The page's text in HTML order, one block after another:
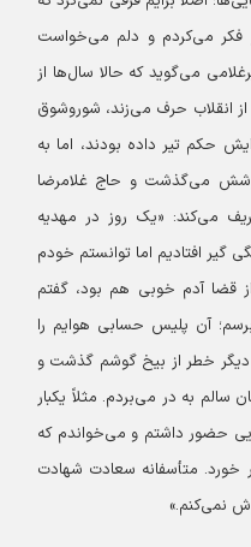
فکر می‌کردم و دلم می‌خواست
می‌گوید که حالا سال‌ها از
انقلاب حرف می‌زند، شوروشوق
حکم تیر داده بودند، اما به
می‌گذشت و حاج غلامرضا
می‌کند: «یک روز در مهدیه
افتادیم اما توانستم خودم
قضا آدم خوبی هم بود، گفتم
آن پلیس حسابی هوایم را
خطر از بیخ گوشم گذشت و
سالم به در می‌بردم. مثلاً یکبار
حضور داشتم و می‌خواندم که
خورد. متأسفانه سعادت شهادت
نمی‌کنم.»